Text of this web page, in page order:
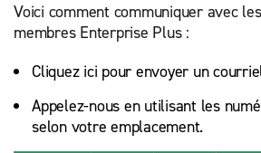
Voici comment communiquer avec
membres Enterprise Plus :
Cliquez ici pour envoyer un
Appelez-nous en utilisant les
selon votre emplacement.